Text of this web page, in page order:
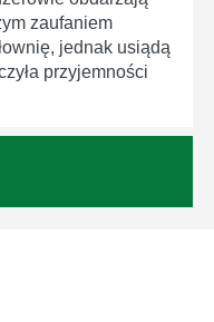
zaufaniem
jednak usiądą
przyjemności